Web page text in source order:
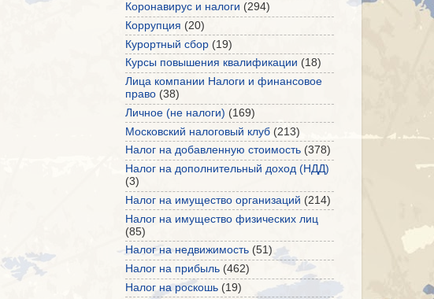
Коронавирус и налоги (294)
Коррупция (20)
Курортный сбор (19)
Курсы повышения квалификации (18)
Лица компании Налоги и финансовое
право (38)
Личное (не налоги) (169)
Московский налоговый клуб (213)
Налог на добавленную стоимость (378)
Налог на дополнительный доход (НДД)
(3)
Налог на имущество организаций (214)
Налог на имущество физических лиц
(85)
Налог на недвижимость (51)
Налог на прибыль (462)
Налог на роскошь (19)